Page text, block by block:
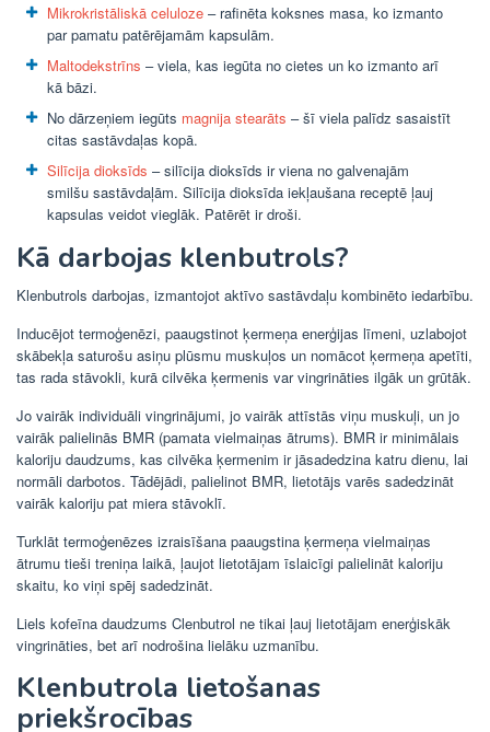
Mikrokristāliskā celuloze – rafinēta koksnes masa, ko izmanto
par pamatu patērējamām kapsulām.
Maltodekstrīns – viela, kas iegūta no cietes un ko izmanto arī
kā bāzi.
No dārzeņiem iegūts magnija stearāts – šī viela palīdz sasaistīt
citas sastāvdaļas kopā.
Silīcija dioksīds – silīcija dioksīds ir viena no galvenajām
smilšu sastāvdaļām. Silīcija dioksīda iekļaušana receptē ļauj
kapsulas veidot vieglāk. Patērēt ir droši.
Kā darbojas klenbutrols?
Klenbutrols darbojas, izmantojot aktīvo sastāvdaļu kombinēto iedarbību.
Inducējot termoģenēzi, paaugstinot ķermeņa enerģijas līmeni, uzlabojot
skābekļa saturošu asiņu plūsmu muskuļos un nomācot ķermeņa apetīti,
tas rada stāvokli, kurā cilvēka ķermenis var vingrināties ilgāk un grūtāk.
Jo vairāk individuāli vingrinājumi, jo vairāk attīstās viņu muskuļi, un jo
vairāk palielinās BMR (pamata vielmaiņas ātrums). BMR ir minimālais
kaloriju daudzums, kas cilvēka ķermenim ir jāsadedzina katru dienu, lai
normāli darbotos. Tādējādi, palielinot BMR, lietotājs varēs sadedzināt
vairāk kaloriju pat miera stāvoklī.
Turklāt termoģenēzes izraisīšana paaugstina ķermeņa vielmaiņas
ātrumu tieši treniņa laikā, ļaujot lietotājam īslaicīgi palielināt kaloriju
skaitu, ko viņi spēj sadedzināt.
Liels kofeīna daudzums Clenbutrol ne tikai ļauj lietotājam enerģiskāk
vingrināties, bet arī nodrošina lielāku uzmanību.
Klenbutrola lietošanas
priekšrocības